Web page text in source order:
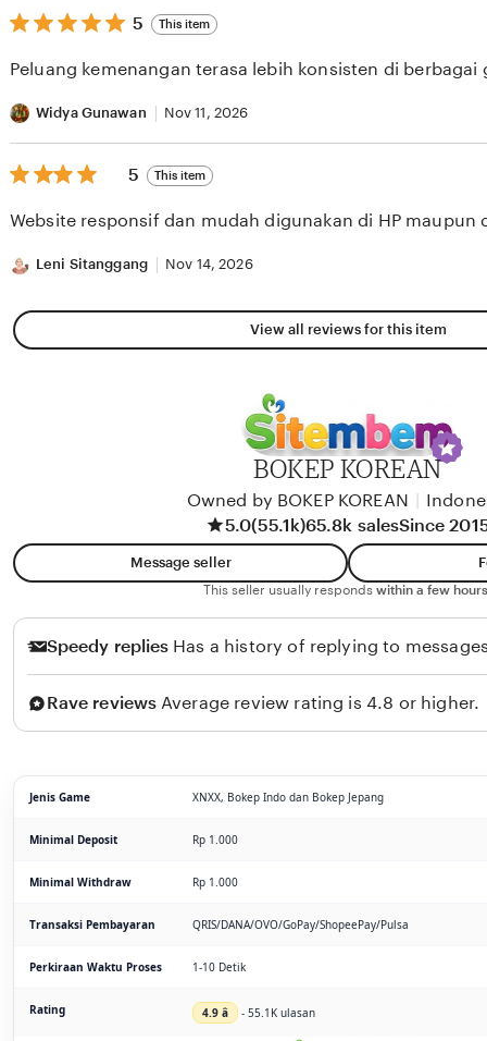
5
out
5
5 This item
Peluang kemenangan terasa lebih konsisten di berbagai
Widya Gunawan Nov 11, 2026
5
out
5
5 This item
Website responsif dan mudah digunakan di HP maupun
Leni Sitanggang Nov 14, 2026
View all reviews for this item
BOKEP KOREAN
Owned by BOKEP KOREAN
5.0(55.1k)65.8k salesSince
Message seller
This seller usually responds within a few
Speedy replies Has a history of replying to
Rave reviews Average review rating is 4.8 or higher.
Jenis Game XNXX, Bokep Indo dan Bokep Jepang
Minimal Deposit Rp 1.000
Minimal Withdraw Rp 1.000
Transaksi Pembayaran QRIS/DANA/OVO/GoPay/ShopeePay/Pulsa
Perkiraan Waktu Proses 1-10 Detik
Rating 4.9 â­ - 55.1K ulasan